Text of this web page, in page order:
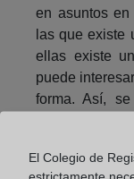
en asuntos
las que existe
ellas existe
puede
forma. Así,
patrimonios;
El Colegio de